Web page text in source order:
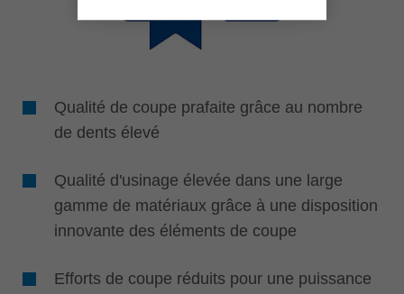
Qualité de coupe prafaite grâce au nombre
de dents élevé
Qualité d'usinage élevée dans une large
gamme de matériaux grâce à une disposition
innovante des éléments de coupe
Efforts de coupe réduits pour une puissance